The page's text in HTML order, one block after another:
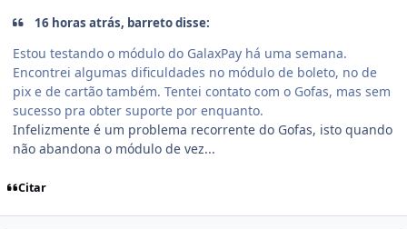
16 horas atrás, barreto disse:
Estou testando o módulo do GalaxPay há uma semana.
Encontrei algumas dificuldades no módulo de boleto, no de
pix e de cartão também. Tentei contato com o Gofas, mas sem
sucesso pra obter suporte por enquanto.
Infelizmente é um problema recorrente do Gofas, isto quando
não abandona o módulo de vez...
Citar